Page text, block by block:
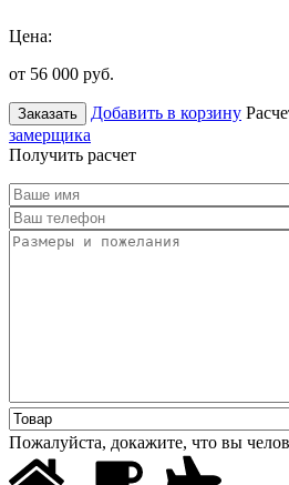
Цена:
от 56 000 руб.
Заказать Добавить в корзину
замерщика
Получить расчет
Пожалуйста, докажите, что вы